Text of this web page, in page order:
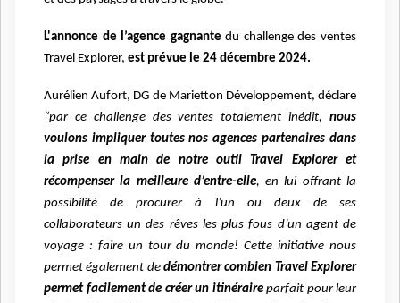
L'annonce de l’agence gagnante du challenge des ventes
Travel Explorer, est prévue le 24 décembre 2024.
Aurélien Aufort, DG de Marietton Développement, déclare
“par ce challenge des ventes totalement inédit, nous
voulons impliquer toutes nos agences partenaires dans
la prise en main de notre outil Travel Explorer et
récompenser la meilleure d’entre-elle, en lui offrant la
possibilité de procurer à l’un ou deux de ses
collaborateurs un des rêves les plus fous d’un agent de
voyage : faire un tour du monde! Cette initiative nous
permet également de démontrer combien Travel Explorer
permet facilement de créer un itinéraireparfait pour leur